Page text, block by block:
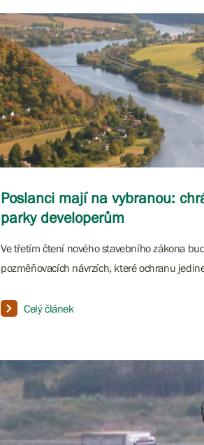
Poslanci mají na vybranou:
parky developerům
Ve třetím čtení nového stavebního zákona
pozměňovacích návrzích, které ochranu
Celý článek